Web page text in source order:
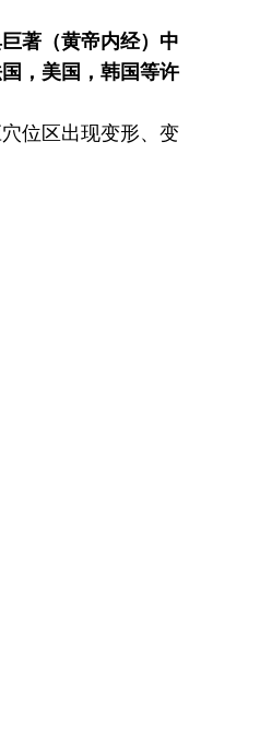
著（黄帝内经）中
，美国，韩国等许
位区出现变形、变